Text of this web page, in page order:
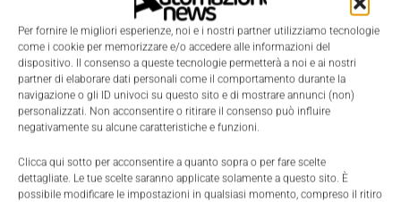
Per fornire le migliori esperienze, noi e i nostri partner utilizziamo tecnologie
come i cookie per memorizzare e/o accedere alle informazioni del
dispositivo. Il consenso a queste tecnologie permetterà a noi e ai nostri
partner di elaborare dati personali come il comportamento durante la
navigazione o gli ID univoci su questo sito e di mostrare annunci (non)
personalizzati. Non acconsentire o ritirare il consenso può influire
negativamente su alcune caratteristiche e funzioni.
Clicca qui sotto per acconsentire a quanto sopra o per fare scelte
dettagliate. Le tue scelte saranno applicate solamente a questo sito. È
possibile modificare le impostazioni in qualsiasi momento, compreso il ritiro
20 Dicembre 2019